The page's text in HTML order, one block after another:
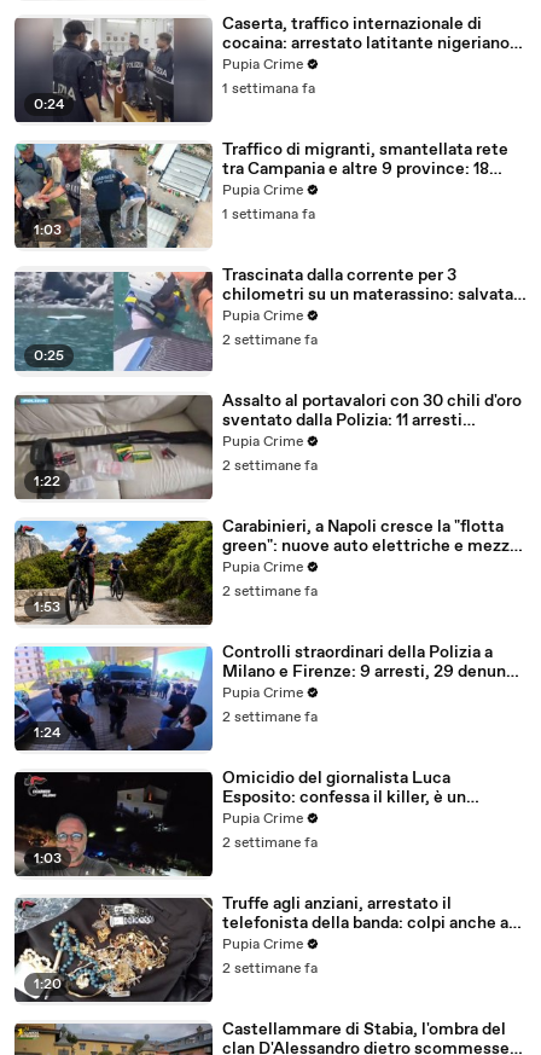
0:24
Caserta, traffico internazionale di
cocaina: arrestato latitante nigeriano
ricercato dal 2019 (28.07.26)
Pupia Crime
1 settimana fa
1:03
Traffico di migranti, smantellata rete
tra Campania e altre 9 province: 18
arresti (27.07.26)
Pupia Crime
1 settimana fa
0:25
Trascinata dalla corrente per 3
chilometri su un materassino: salvata
dalla Polizia (25.07.26)
Pupia Crime
2 settimane fa
1:22
Assalto al portavalori con 30 chili d'oro
sventato dalla Polizia: 11 arresti
(25.07.26)
Pupia Crime
2 settimane fa
1:53
Carabinieri, a Napoli cresce la "flotta
green": nuove auto elettriche e mezzi
sostenibili anche sulle isole (25.07.26)
Pupia Crime
2 settimane fa
1:24
Controlli straordinari della Polizia a
Milano e Firenze: 9 arresti, 29 denunce
e oltre 7mila persone identificate
(25.07.26)
Pupia Crime
2 settimane fa
1:03
Omicidio del giornalista Luca
Esposito: confessa il killer, è un
26enne tunisino (25.07.26)
Pupia Crime
2 settimane fa
1:20
Truffe agli anziani, arrestato il
telefonista della banda: colpi anche ad
Aversa, oltre 300mila euro il bottino
stimato (24.07.26)
Pupia Crime
2 settimane fa
Castellammare di Stabia, l'ombra del
clan D'Alessandro dietro scommesse